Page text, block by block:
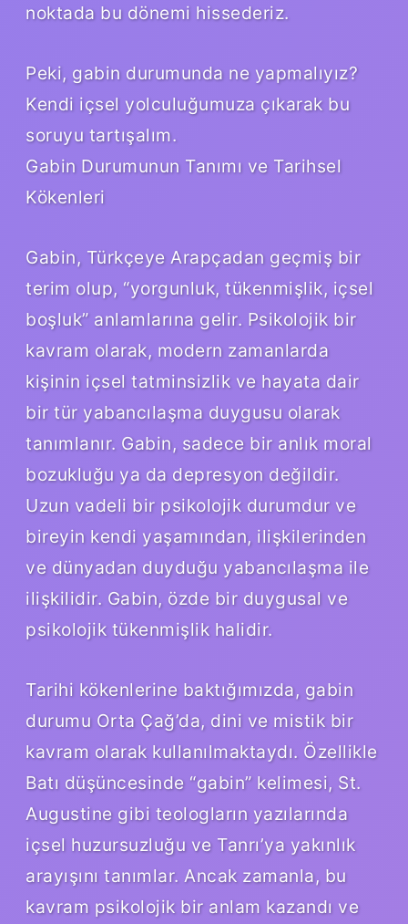
noktada bu dönemi hissederiz.
Peki, gabin durumunda ne yapmalıyız?
Kendi içsel yolculuğumuza çıkarak bu
soruyu tartışalım.
Gabin Durumunun Tanımı ve Tarihsel
Kökenleri
Gabin, Türkçeye Arapçadan geçmiş bir
terim olup, “yorgunluk, tükenmişlik, içsel
boşluk” anlamlarına gelir. Psikolojik bir
kavram olarak, modern zamanlarda
kişinin içsel tatminsizlik ve hayata dair
bir tür yabancılaşma duygusu olarak
tanımlanır. Gabin, sadece bir anlık moral
bozukluğu ya da depresyon değildir.
Uzun vadeli bir psikolojik durumdur ve
bireyin kendi yaşamından, ilişkilerinden
ve dünyadan duyduğu yabancılaşma ile
ilişkilidir. Gabin, özde bir duygusal ve
psikolojik tükenmişlik halidir.
Tarihi kökenlerine baktığımızda, gabin
durumu Orta Çağ’da, dini ve mistik bir
kavram olarak kullanılmaktaydı. Özellikle
Batı düşüncesinde “gabin” kelimesi, St.
Augustine gibi teologların yazılarında
içsel huzursuzluğu ve Tanrı’ya yakınlık
arayışını tanımlar. Ancak zamanla, bu
kavram psikolojik bir anlam kazandı ve